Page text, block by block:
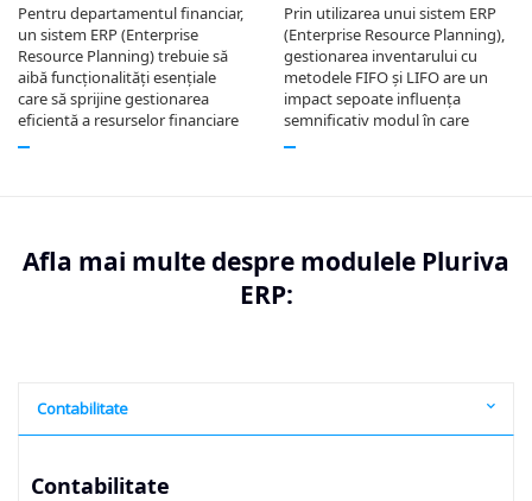
Pentru departamentul financiar,
un sistem ERP (Enterprise
Resource Planning) trebuie să
aibă funcționalități esențiale
care să sprijine gestionarea
eficientă a resurselor financiare
Prin utilizarea unui sistem ERP
(Enterprise Resource Planning),
gestionarea inventarului cu
metodele FIFO și LIFO are un
impact sepoate influența
semnificativ modul în care
Afla mai multe despre modulele Pluriva
ERP:
Contabilitate
Contabilitate